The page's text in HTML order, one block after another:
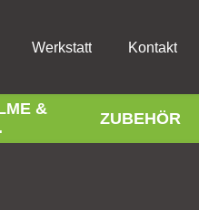
Werkstatt Kontakt
&
ZUBEHÖR